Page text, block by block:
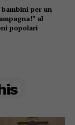
per un
al
popolari